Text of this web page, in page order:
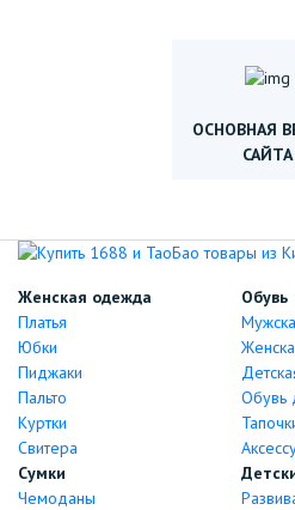
ОСНОВНАЯ
САЙТА
Женская одежда
Платья
Юбки
Пиджаки
Пальто
Куртки
Свитера
Обувь
Обувь
Сумки
Чемоданы